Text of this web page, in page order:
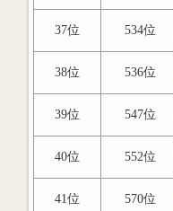
37位 534位
38位 536位
39位 547位
40位 552位
41位 570位